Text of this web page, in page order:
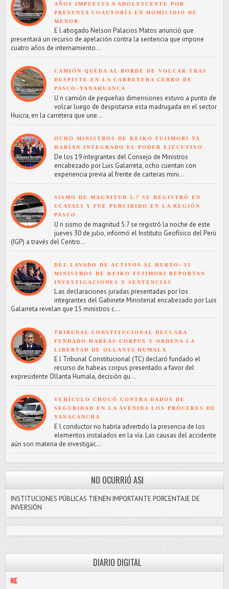
AÑOS IMPUESTA A ADOLESCENTE POR
PRESUNTA COAUTORÍA EN HOMICIDIO DE
MENOR
E l abogado Nelson Palacios Matos anunció que
presentará un recurso de apelación contra la sentencia que impone
cuatro años de internamiento...
CAMIÓN QUEDA AL BORDE DE VOLCAR TRAS
DESPISTE EN LA CARRETERA CERRO DE
PASCO–YANAHUANCA
U n camión de pequeñas dimensiones estuvo a punto de
volcar luego de despistarse esta madrugada en el sector
Huicra, en la carretera que une...
OCHO MINISTROS DE KEIKO FUJIMORI YA
HABÍAN INTEGRADO EL PODER EJECUTIVO
De los 19 integrantes del Consejo de Ministros
encabezado por Luis Galarreta, ocho cuentan con
experiencia previa al frente de carteras mini...
SISMO DE MAGNITUD 5.7 SE REGISTRÓ EN
UCAYALI Y FUE PERCIBIDO EN LA REGIÓN
PASCO
U n sismo de magnitud 5.7 se registró la noche de este
jueves 30 de julio, informó el Instituto Geofísico del Perú
(IGP) a través del Centro...
DEL LAVADO DE ACTIVOS AL HURTO: 15
MINISTROS DE KEIKO FUJIMORI REPORTAN
INVESTIGACIONES Y SENTENCIAS
L as declaraciones juradas presentadas por los
integrantes del Gabinete Ministerial encabezado por Luis
Galarreta revelan que 15 ministros c...
TRIBUNAL CONSTITUCIONAL DECLARA
FUNDADO HABEAS CORPUS Y ORDENA LA
LIBERTAD DE OLLANTA HUMALA
E l Tribunal Constitucional (TC) declaró fundado el
recurso de habeas corpus presentado a favor del
expresidente Ollanta Humala, decisión qu...
VEHÍCULO CHOCÓ CONTRA DADOS DE
SEGURIDAD EN LA AVENIDA LOS PRÓCERES DE
YANACANCHA
E l conductor no habría advertido la presencia de los
elementos instalados en la vía. Las causas del accidente
aún son materia de investigac...
NO OCURRIÓ ASI
INSTITUCIONES PÚBLICAS TIENEN IMPORTANTE PORCENTAJE DE
INVERSIÓN
DIARIO DIGITAL